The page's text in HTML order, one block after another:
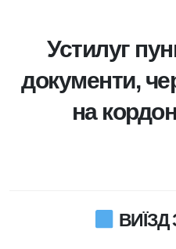
Устилуг
документи,
на
ВИЇЗД